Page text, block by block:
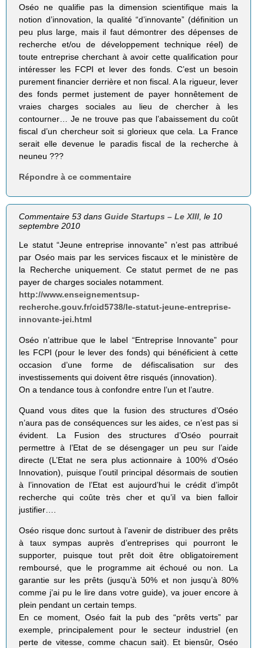
Oséo ne qualifie pas la dimension scientifique mais la
notion d’innovation, la qualité “d’innovante” (définition un
peu plus large, mais il faut démontrer des dépenses de
recherche et/ou de développement technique réel) de
toute entreprise cherchant à avoir cette qualification pour
intéresser les FCPI et lever des fonds. C’est un besoin
purement financier derrière et non fiscal. A la rigueur, lever
des fonds permet justement de payer honnêtement de
vraies charges sociales au lieu de chercher à les
contourner… Je ne trouve pas que l’abaissement du coût
fiscal d’un chercheur soit si glorieux que cela. La France
serait elle devenue le paradis fiscal de la recherche à
neuneu ???
Répondre à ce commentaire
Commentaire 53 dansGuide Startups – Le XIII , le 10
septembre 2010
Le statut “Jeune entreprise innovante” n’est pas attribué
par Oséo mais par les services fiscaux et le ministère de
la Recherche uniquement. Ce statut permet de ne pas
payer de charges sociales notamment.
http://www.enseignementsup-
recherche.gouv.fr/cid5738/le-statut-jeune-entreprise-
innovante-jei.html
Oséo n’attribue que le label “Entreprise Innovante” pour
les FCPI (pour le lever des fonds) qui bénéficient à cette
occasion d’une forme de défiscalisation sur des
investissements qui doivent être risqués (innovation).
On a tendance tous à confondre entre l’un et l’autre.
Quand vous dites que la fusion des structures d’Oséo
n’aura pas de conséquences sur les aides, ce n’est pas si
évident. La Fusion des structures d’Oséo pourrait
permettre à l’Etat de se désengager un peu sur l’aide
directe (L’Etat ne sera plus actionnaire à 100% d’Oséo
Innovation), puisque l’outil principal désormais de soutien
à l’innovation de l’Etat est aujourd’hui le crédit d’impôt
recherche qui coûte très cher et qu’il va bien falloir
justifier….
Oséo risque donc surtout à l’avenir de distribuer des prêts
à taux sympas auprès d’entreprises qui pourront le
supporter, puisque tout prêt doit être obligatoirement
remboursé, que le programme ait échoué ou non. La
garantie sur les prêts (jusqu’à 50% et non jusqu’à 80%
comme j’ai pu le lire dans votre guide), va jouer encore à
plein pendant un certain temps.
En ce moment, Oséo fait la pub des “prêts verts” par
exemple, principalement pour le secteur industriel (en
perte de vitesse, comme chacun sait). Et biensûr, Oséo